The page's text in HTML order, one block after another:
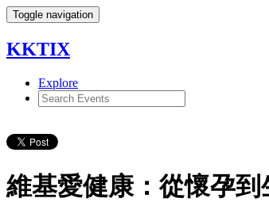
Toggle navigation
KKTIX
Explore
維基愛健康：從懷孕到